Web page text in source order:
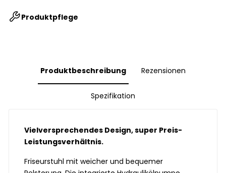
Produktpflege
Produktbeschreibung Rezensionen
Spezifikation
Vielversprechendes Design, super Preis-
Leistungsverhältnis.
Friseurstuhl mit weicher und bequemer